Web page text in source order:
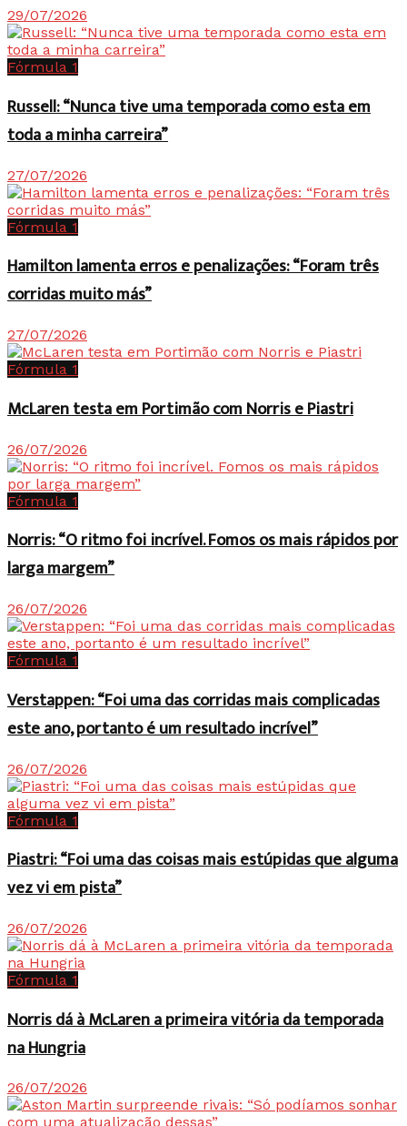
29/07/2026
Fórmula 1
Russell: “Nunca tive uma temporada como esta em
toda a minha carreira”
27/07/2026
Fórmula 1
Hamilton lamenta erros e penalizações: “Foram três
corridas muito más”
27/07/2026
Fórmula 1
McLaren testa em Portimão com Norris e Piastri
26/07/2026
Fórmula 1
Norris: “O ritmo foi incrível. Fomos os mais rápidos por
larga margem”
26/07/2026
Fórmula 1
Verstappen: “Foi uma das corridas mais complicadas
este ano, portanto é um resultado incrível”
26/07/2026
Fórmula 1
Piastri: “Foi uma das coisas mais estúpidas que alguma
vez vi em pista”
26/07/2026
Fórmula 1
Norris dá à McLaren a primeira vitória da temporada
na Hungria
26/07/2026